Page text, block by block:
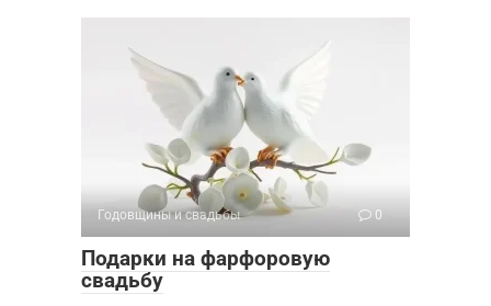
Годовщины и свадьбы 0
Подарки на фарфоровую
свадьбу